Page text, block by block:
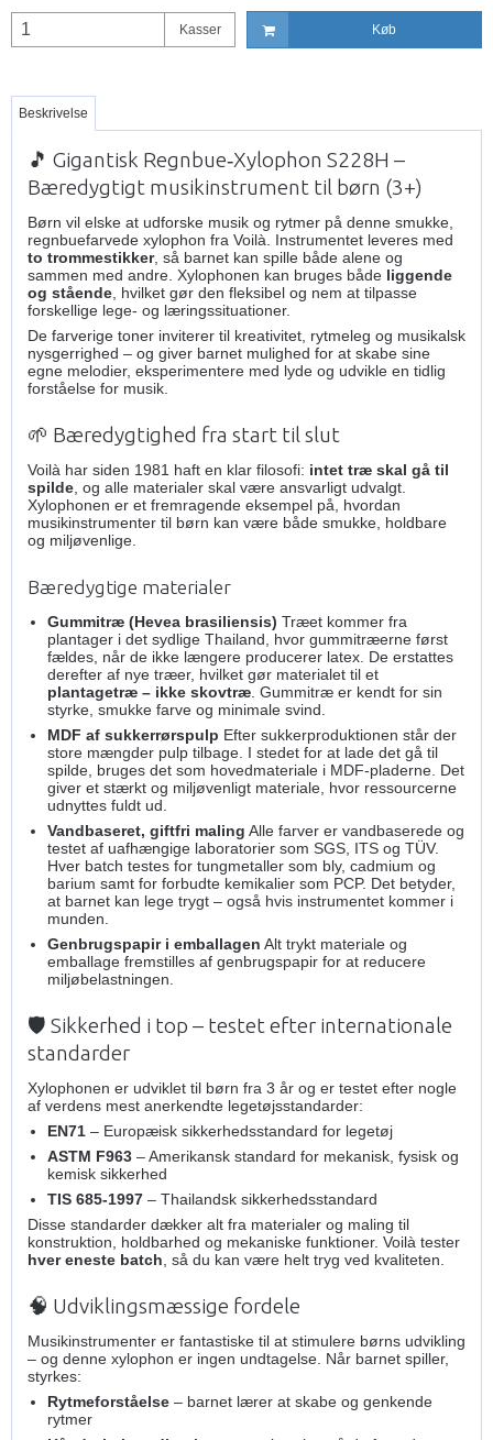
Kasser Køb
Beskrivelse
🎵 Gigantisk Regnbue‑Xylophon S228H –
Bæredygtigt musikinstrument til børn (3+)
Børn vil elske at udforske musik og rytmer på denne smukke,
regnbuefarvede xylophon fra Voilà. Instrumentet leveres med
to trommestikker, så barnet kan spille både alene og
sammen med andre. Xylophonen kan bruges både liggende
og stående , hvilket gør den fleksibel og nem at tilpasse
forskellige lege- og læringssituationer.
De farverige toner inviterer til kreativitet, rytmeleg og musikalsk
nysgerrighed – og giver barnet mulighed for at skabe sine
egne melodier, eksperimentere med lyde og udvikle en tidlig
forståelse for musik.
🌱 Bæredygtighed fra start til slut
Voilà har siden 1981 haft en klar filosofi: intet træ skal gå til
spilde , og alle materialer skal være ansvarligt udvalgt.
Xylophonen er et fremragende eksempel på, hvordan
musikinstrumenter til børn kan være både smukke, holdbare
og miljøvenlige.
Bæredygtige materialer
Gummitræ (Hevea brasiliensis) Træet kommer fra
plantager i det sydlige Thailand, hvor gummitræerne først
fældes, når de ikke længere producerer latex. De erstattes
derefter af nye træer, hvilket gør materialet til et
plantagetræ – ikke skovtræ. Gummitræ er kendt for sin
styrke, smukke farve og minimale svind.
MDF af sukkerrørspulp Efter sukkerproduktionen står der
store mængder pulp tilbage. I stedet for at lade det gå til
spilde, bruges det som hovedmateriale i MDF‑pladerne. Det
giver et stærkt og miljøvenligt materiale, hvor ressourcerne
udnyttes fuldt ud.
Vandbaseret, giftfri maling Alle farver er vandbaserede og
testet af uafhængige laboratorier som SGS, ITS og TÜV.
Hver batch testes for tungmetaller som bly, cadmium og
barium samt for forbudte kemikalier som PCP. Det betyder,
at barnet kan lege trygt – også hvis instrumentet kommer i
munden.
Genbrugspapir i emballagen Alt trykt materiale og
emballage fremstilles af genbrugspapir for at reducere
miljøbelastningen.
🛡️ Sikkerhed i top – testet efter internationale
standarder
Xylophonen er udviklet til børn fra 3 år og er testet efter nogle
af verdens mest anerkendte legetøjsstandarder:
EN71– Europæisk sikkerhedsstandard for legetøj
ASTM F963– Amerikansk standard for mekanisk, fysisk og
kemisk sikkerhed
TIS 685‑1997– Thailandsk sikkerhedsstandard
Disse standarder dækker alt fra materialer og maling til
konstruktion, holdbarhed og mekaniske funktioner. Voilà tester
hver eneste batch , så du kan være helt tryg ved kvaliteten.
🧠 Udviklingsmæssige fordele
Musikinstrumenter er fantastiske til at stimulere børns udvikling
– og denne xylophon er ingen undtagelse. Når barnet spiller,
styrkes:
Rytmeforståelse– barnet lærer at skabe og genkende
rytmer